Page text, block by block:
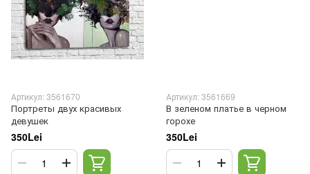
Артикул: 3561670
Портреты двух красивых
девушек
350Lei
Артикул: 3561669
В зеленом платье в черном
горохе
350Lei